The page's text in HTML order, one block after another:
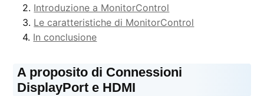
Introduzione a MonitorControl
Le caratteristiche di MonitorControl
In conclusione
A proposito di Connessioni
DisplayPort e HDMI